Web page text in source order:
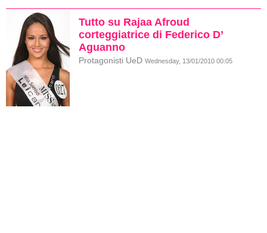
Tutto su Rajaa Afroud
corteggiatrice di Federico D’
Aguanno
Protagonisti UeD Wednesday, 13/01/2010 00:05